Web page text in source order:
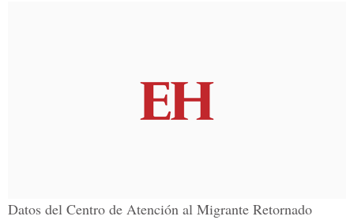
Datos del Centro de Atención al Migrante Retornado